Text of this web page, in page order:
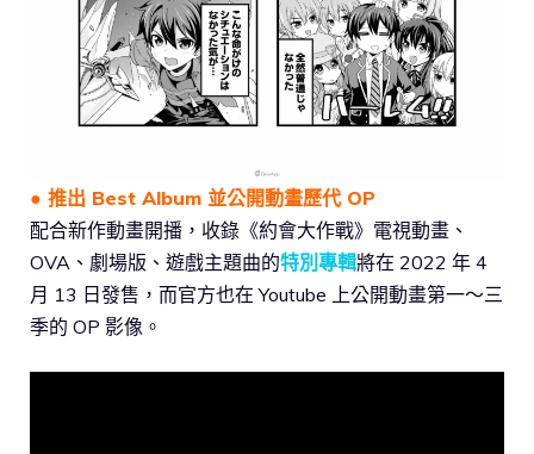
● 推出 Best Album 並公開動畫歷代 OP
配合新作動畫開播，收錄《約會大作戰》電視動畫、
OVA、劇場版、遊戲主題曲的特別專輯將在 2022 年 4
月 13 日發售，而官方也在 Youtube 上公開動畫第一～三
季的 OP 影像。